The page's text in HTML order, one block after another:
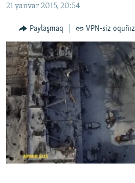
qaytmaq
qaytmaq
CEMİYET
MEDENİYET
İNSAN AQLARI
VİDEO
SÜRET
BLOGLAR
FİKİR
Русский
Українською
21 yanvar 2015, 20:54
Paylaşmaq VPN-siz oquñız